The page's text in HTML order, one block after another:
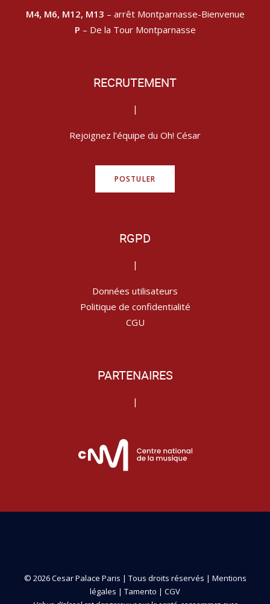
M4, M6, M12, M13 – arrêt Montparnasse-Bienvenue
P – De la Tour Montparnasse
RECRUTEMENT
|
Rejoignez l’équipe du Oh! César
POSTULER
RGPD
|
Données utilisateurs
Politique de confidentialité
CGU
PARTENAIRES
|
© 2026 Cesar Palace Paris | Tous droits réservés | Mentions
légales | Tamento | CGV